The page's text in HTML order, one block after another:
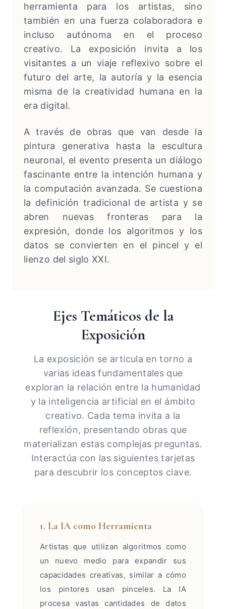
herramienta para los artistas, sino
también en una fuerza colaboradora e
incluso autónoma en el proceso
creativo. La exposición invita a los
visitantes a un viaje reflexivo sobre el
futuro del arte, la autoría y la esencia
misma de la creatividad humana en la
era digital.
A través de obras que van desde la
pintura generativa hasta la escultura
neuronal, el evento presenta un diálogo
fascinante entre la intención humana y
la computación avanzada. Se cuestiona
la definición tradicional de artista y se
abren nuevas fronteras para la
expresión, donde los algoritmos y los
datos se convierten en el pincel y el
lienzo del siglo XXI.
Ejes Temáticos de la
Exposición
La exposición se articula en torno a
varias ideas fundamentales que
exploran la relación entre la humanidad
y la inteligencia artificial en el ámbito
creativo. Cada tema invita a la
reflexión, presentando obras que
materializan estas complejas preguntas.
Interactúa con las siguientes tarjetas
para descubrir los conceptos clave.
1. La IA como Herramienta
Artistas que utilizan algoritmos como
un nuevo medio para expandir sus
capacidades creativas, similar a cómo
los pintores usan pinceles. La IA
procesa vastas cantidades de datos